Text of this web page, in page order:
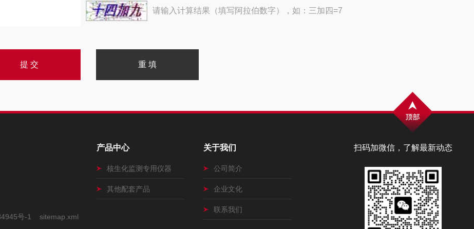
请输入计算结果（填写阿拉伯数字），如：三加四=7
扫码加微信，了解最新动态
号-1 sitemap.xml
产品中心
核生化监测专用仪器
其他配套产品
关于我们
公司简介
企业文化
联系我们